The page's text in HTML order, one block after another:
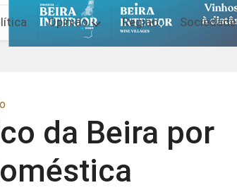
Opinião Região Sociedade
da Beira por